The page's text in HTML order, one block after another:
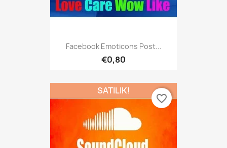
Facebook Emoticons Post...
€0,80
SATILIK!
favorite_border